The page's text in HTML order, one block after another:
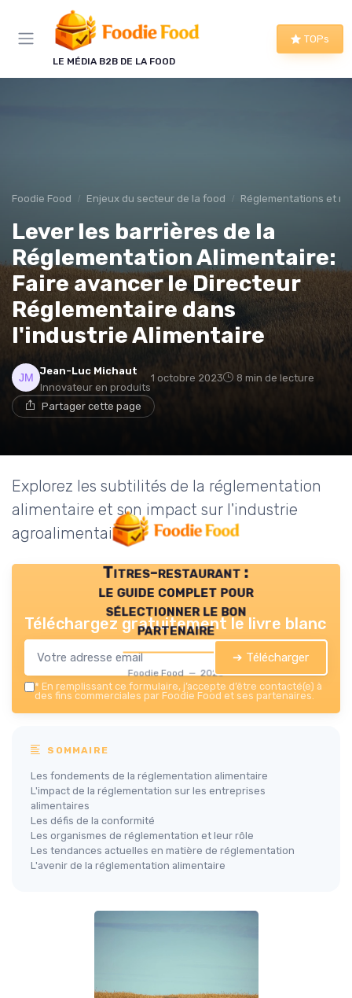
LE MÉDIA B2B DE LA FOOD
TOPs
Foodie Food Enjeux du secteur de la food Réglementations et
Lever les barrières de la
Réglementation Alimentaire:
Faire avancer le Directeur
Réglementaire dans
l'industrie Alimentaire
Jean-Luc Michaut
Innovateur en produits
1 octobre 2023 8 min de lecture
Partager cette page
Explorez les subtilités de la réglementation
alimentaire et son impact sur l'industrie
agroalimentaire.
Titres-restaurant :
le guide complet pour
sélectionner le bon
partenaire
Foodie Food — 2026
Téléchargez gratuitement le livre blanc
➔ Télécharger
* En remplissant ce formulaire, j’accepte d’être contacté(e) à
des fins commerciales par Foodie Food et ses partenaires.
SOMMAIRE
Les fondements de la réglementation alimentaire
L'impact de la réglementation sur les entreprises
alimentaires
Les défis de la conformité
Les organismes de réglementation et leur rôle
Les tendances actuelles en matière de réglementation
L'avenir de la réglementation alimentaire
Panneau de gestion des cookies